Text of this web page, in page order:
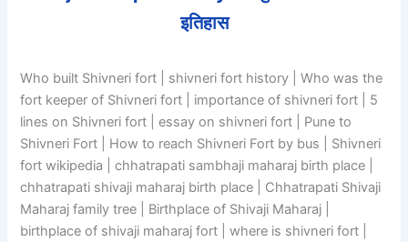
इतिहास
Who built Shivneri fort | shivneri fort history | Who was the
fort keeper of Shivneri fort | importance of shivneri fort | 5
lines on Shivneri fort | essay on shivneri fort | Pune to
Shivneri Fort | How to reach Shivneri Fort by bus | Shivneri
fort wikipedia | chhatrapati sambhaji maharaj birth place |
chhatrapati shivaji maharaj birth place | Chhatrapati Shivaji
Maharaj family tree | Birthplace of Shivaji Maharaj |
birthplace of shivaji maharaj fort | where is shivneri fort |